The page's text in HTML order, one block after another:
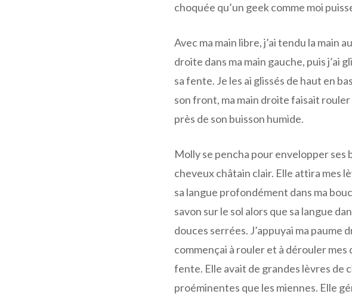
choquée qu’un geek comme moi
Avec ma main libre, j’ai tendu la main
droite dans ma main gauche, puis j’ai
sa fente. Je les ai glissés de haut en
son front, ma main droite faisait rouler
près de son buisson humide.
Molly se pencha pour envelopper ses
cheveux châtain clair. Elle attira mes
sa langue profondément dans ma
savon sur le sol alors que sa langue
douces serrées. J’appuyai ma
commençai à rouler et à dérouler mes
fente. Elle avait de grandes lèvres de
proéminentes que les miennes. Elle